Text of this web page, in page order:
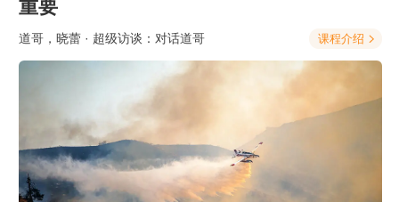
道哥，晓蕾 · 超级访谈：对话道哥 课程介绍 